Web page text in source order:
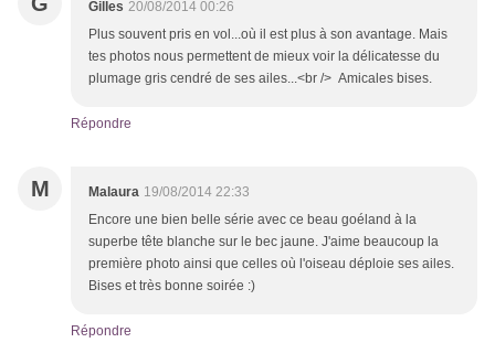
Gilles 20/08/2014 00:26
Plus souvent pris en vol...où il est plus à son avantage. Mais
tes photos nous permettent de mieux voir la délicatesse du
plumage gris cendré de ses ailes...<br /> Amicales bises.
Répondre
M Malaura 19/08/2014 22:33
Encore une bien belle série avec ce beau goéland à la
superbe tête blanche sur le bec jaune. J'aime beaucoup la
première photo ainsi que celles où l'oiseau déploie ses ailes.
Bises et très bonne soirée :)
Répondre